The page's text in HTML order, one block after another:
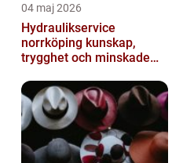
04 maj 2026
Hydraulikservice
norrköping kunskap,
trygghet och minskade